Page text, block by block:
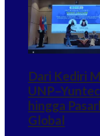
Dari Kediri
hingga
Global